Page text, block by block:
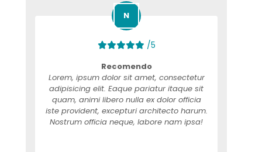
/5
Recomendo
Lorem, ipsum dolor sit amet, consectetur
adipisicing elit. Eaque pariatur itaque sit
quam, animi libero nulla ex dolor officia
iste provident, excepturi architecto harum.
Nostrum officia neque, labore nam ipsa!